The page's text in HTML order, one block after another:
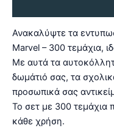
Ανακαλύψτε τα
Marvel – 300 τεμάχια,
Με αυτά τα
δωμάτιό σας, τα
προσωπικά σας
Το σετ με 300 τεμάχια
κάθε χρήση.